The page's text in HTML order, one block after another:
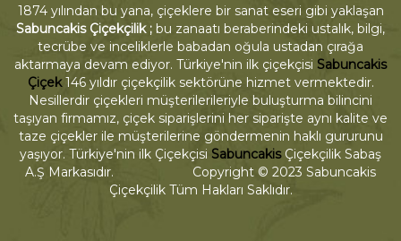
1874 yılından bu yana, çiçeklere bir sanat eseri gibi yaklaşan
Sabuncakis Çiçekçilik ; bu zanaatı beraberindeki ustalık, bilgi,
tecrübe ve inceliklerle babadan oğula ustadan çırağa
aktarmaya devam ediyor. Türkiye'nin ilk çiçekçisi Sabuncakis
Çiçek146 yıldır çiçekçilik sektörüne hizmet vermektedir.
Nesillerdir çiçekleri müşterilerileriyle buluşturma bilincini
taşıyan firmamız, çiçek siparişlerini her siparişte aynı kalite ve
taze çiçekler ile müşterilerine göndermenin haklı gururunu
yaşıyor. Türkiye'nin ilk Çiçekçisi SabuncakisÇiçekçilik Sabaş
A.Ş Markasıdır. Copyright © 2023 Sabuncakis
Çiçekçilik Tüm Hakları Saklıdır.